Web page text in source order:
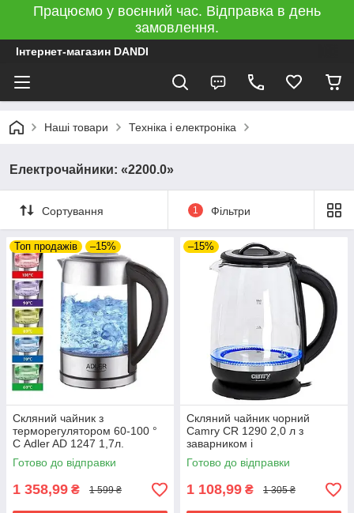
Працюємо у воєнний час. Відправка в день
замовлення.
Інтернет-магазин DANDI
Наші товари Техніка і електроніка
Електрочайники: «2200.0»
Сортування 1 Фільтри
Топ продажів –15%
Скляний чайник з
терморегулятором 60-100 °
С Adler AD 1247 1,7л.
2200Вт., РК-дисплей,
Звуковий сигнал
Готово до відправки
1 358,99 ₴ 1 599 ₴
–15%
Скляний чайник чорний
Camry CR 1290 2,0 л з
заварником і
терморегулятором
Готово до відправки
1 108,99 ₴ 1 305 ₴